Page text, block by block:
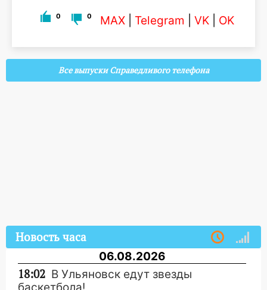
0 0 MAX Telegram VK OK
Все выпуски Справедливого телефона
Новость часа
06.08.2026
18:02 В Ульяновск едут звезды